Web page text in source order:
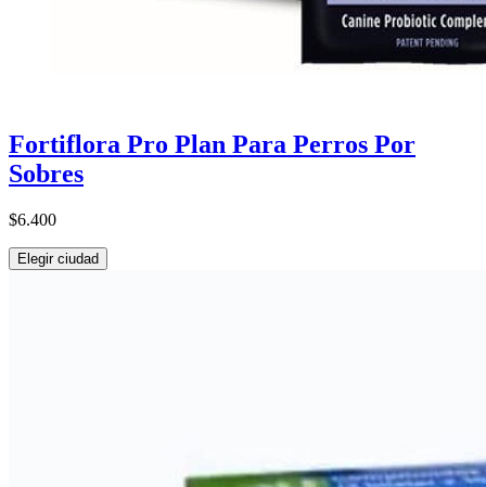
Fortiflora Pro Plan Para Perros Por
Sobres
$6.400
Elegir ciudad